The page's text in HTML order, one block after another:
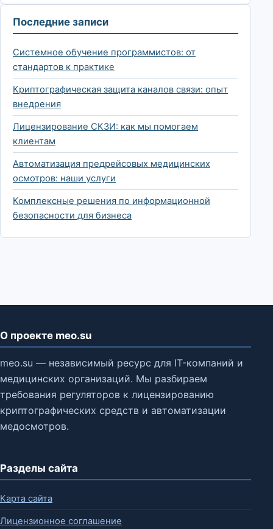
Последние записи
Системное обучение программистов: от
стандартов к практике
Криптографическая защита каналов связи: опыт
внедрения
Лицензирование СКЗИ: как мы помогаем
клиентам
Автоматизация предрейсовых медицинских
осмотров: наши услуги
Комплексные решения по информационной
безопасности для бизнеса
О проекте meo.su
meo.su — независимый ресурс для IT-компаний и
медицинских организаций. Мы разбираем
требования регуляторов к лицензированию
криптографических средств и автоматизации
медосмотров.
Разделы сайта
Карта сайта
Лицензионное соглашение